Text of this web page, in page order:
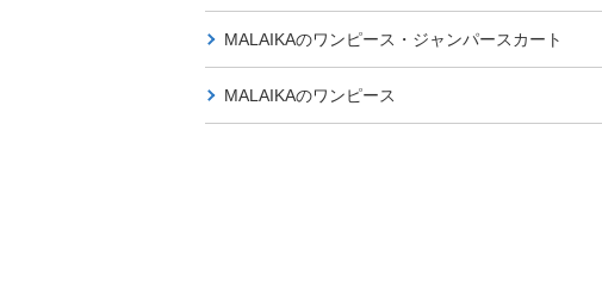
MALAIKAのワンピース・ジャンパースカート
MALAIKAのワンピース